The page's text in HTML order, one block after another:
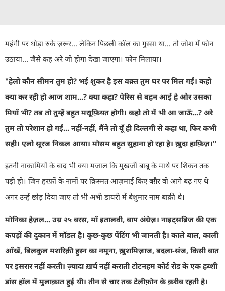
महंगी पर थोड़ा रुके ज़रूर... लेकिन पिछली कॉल का गुस्सा था... तो जोश में फोन
उठाया... जैसे कह अरे जो होगा देखा जाएगा। फोन मिलाया।
"हेलो कौन सीमन तुम हो? भई शुकर है इस वक़्त तुम घर पर मिल गईं। कहो
क्या कर रही हो आज शाम...? क्या कहा? पेरिस से बहन आई है और उसका
मियाँ भी? तब तो तुम्हें बहुत मस्रूफ़ियत होगी। कहो तो मैं भी आ जाऊँ...? अरे
तुम तो परेशान हो गईं... नहीं-नहीं, मैंने तो यूँ ही दिल्लगी से कहा था, फिर कभी
सही। एलो सूरज निकल आया। मौसम बहुत सुहाना हो रहा है। ख़ुदा हाफ़िज़।"
इतनी नाकामियों के बाद भी क्या मजाल कि मुखर्जी बाबू के माथे पर शिकन तक
पड़ी हो। जिन हरफ़ों के नामों पर क़िस्मत आज़माई किए बग़ैर वो आगे बढ़ गए थे
अगर उन्हें छोड़ दिया जाए तो भी अभी डायरी में बेशुमार नाम बाक़ी थे।
मोनिका हेज़ल... उम्र २५ बरस, माँ इतालवी, बाप अंग्रेज़। नाइट्सब्रिज की एक
कपड़ों की दुकान में मॉडल है। कुछ-कुछ पेंटिंग भी जानती है। काले बाल, काली
आँखें, बिलकुल मशरिक़ी हुस्न का नमूना, ख़ुशमिज़ाज, बदला-संज, किसी बात
पर इसरार नहीं करती। ज़्यादा ख़र्च नहीं करातीटोटनहम कोर्ट रोड के एक हब्शी
डांस हॉल में मुलाक़ात हुई थी। तीन से चार तक टेलीफ़ोन के क़रीब रहती है।